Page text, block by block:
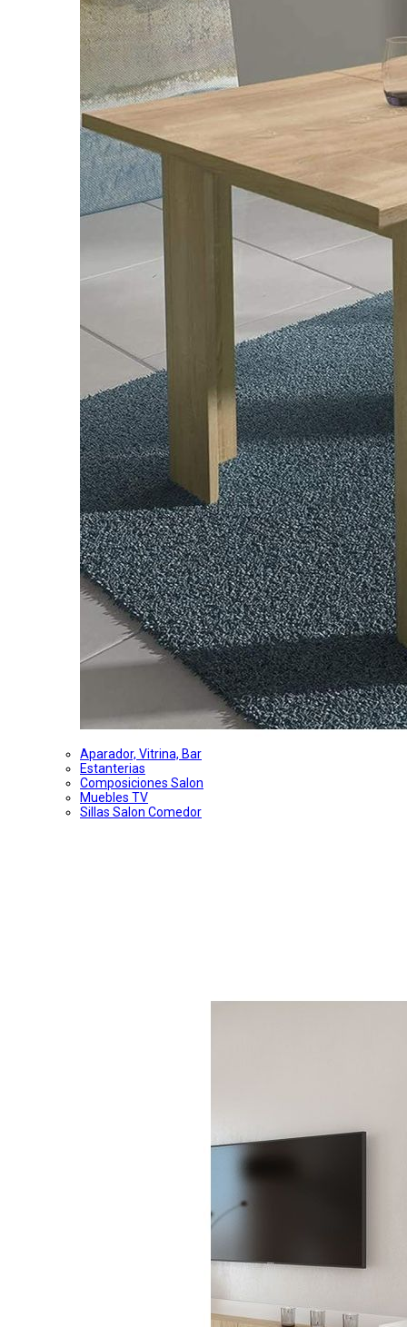
Aparador, Vitrina, Bar
Estanterias
Composiciones Salon
Muebles TV
Sillas Salon Comedor